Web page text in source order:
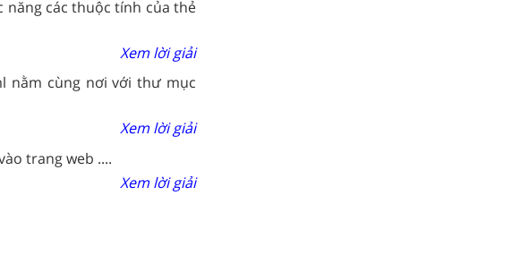
năng các thuộc tính của thẻ
Xem lời giải
nằm cùng nơi với thư mục
Xem lời giải
trang web ....
Xem lời giải